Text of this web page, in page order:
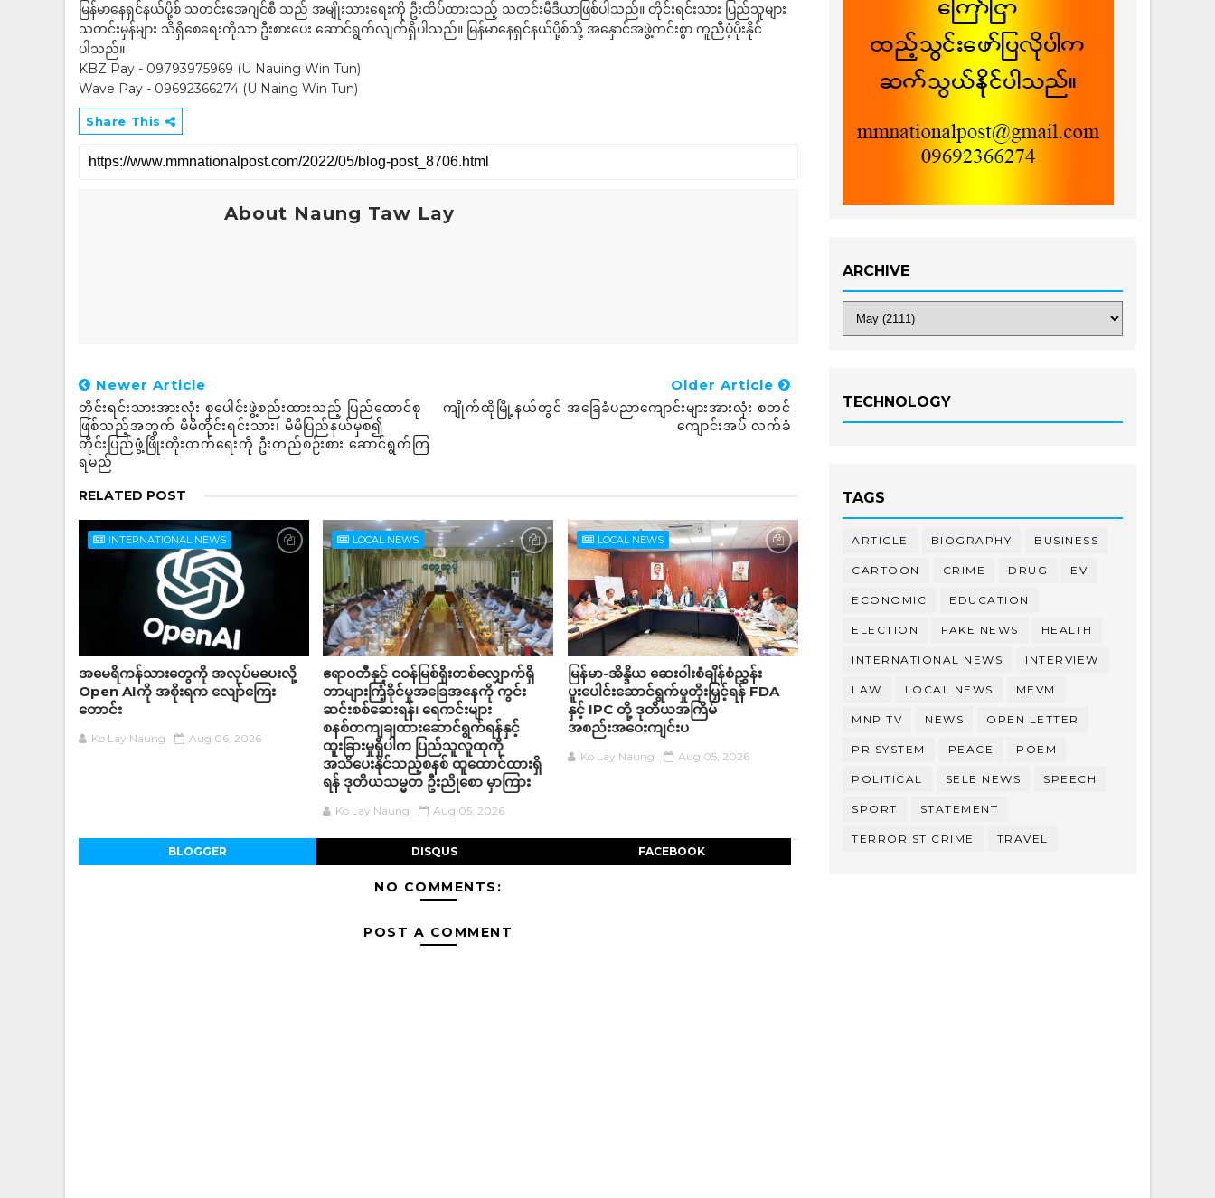
မြန်မာနေရှင်နယ်ပို့စ် သတင်းအေဂျင်စီ သည် အမျိုးသားရေးကို ဦးထိပ်ထားသည့် သတင်းမီဒီယာဖြစ်ပါသည်။ တိုင်းရင်းသား ပြည်သူများ
သတင်းမှန်များ သိရှိစေရေးကိုသာ ဦးစားပေး ဆောင်ရွက်လျက်ရှိပါသည်။ မြန်မာနေရှင်နယ်ပို့စ်သို့ အနှောင်အဖွဲ့ကင်းစွာ ကူညီပံ့ပိုးနိုင်
ပါသည်။
KBZ Pay - 09793975969 (U Nauing Win Tun)
Wave Pay - 09692366274 (U Naing Win Tun)
Share This
About Naung Taw Lay
Newer Article
တိုင်းရင်းသားအားလုံး စုပေါင်းဖွဲ့စည်းထားသည့် ပြည်ထောင်စု
ဖြစ်သည့်အတွက် မိမိတိုင်းရင်းသား၊ မိမိပြည်နယ်မှစ၍
တိုင်းပြည်ဖွံ့ဖြိုးတိုးတက်ရေးကို ဦးတည်စဉ်းစား ဆောင်ရွက်ကြ
ရမည်
Older Article
ကျိုက်ထိုမြို့နယ်တွင် အခြေခံပညာကျောင်းများအားလုံး စတင်
ကျောင်းအပ် လက်ခံ
RELATED POST
INTERNATIONAL NEWS
အမေရိကန်သားတွေကို အလုပ်မပေးလို့
Open AIကို အစိုးရက လျော်ကြေး
တောင်း
Ko Lay Naung Aug 06, 2026
LOCAL NEWS
ဧရာဝတီနှင့် ငဝန်မြစ်ရိုးတစ်လျှောက်ရှိ
တာများကြံ့ခိုင်မှုအခြေအနေကို ကွင်း
ဆင်းစစ်ဆေးရန်၊ ရေကင်းများ
စနစ်တကျချထားဆောင်ရွက်ရန်နှင့်
ထူးခြားမှုရှိပါက ပြည်သူလူထုကို
အသိပေးနိုင်သည့်စနစ် ထူထောင်ထားရှိ
ရန် ဒုတိယသမ္မတ ဦးညိုစော မှာကြား
Ko Lay Naung Aug 05, 2026
LOCAL NEWS
မြန်မာ-အိန္ဒိယ ဆေးဝါးစံချိန်စံညွှန်း
ပူးပေါင်းဆောင်ရွက်မှုတိုးမြှင့်ရန် FDA
နှင့် IPC တို့ ဒုတိယအကြိမ်
အစည်းအဝေးကျင်းပ
Ko Lay Naung Aug 05, 2026
BLOGGER DISQUS FACEBOOK
NO COMMENTS:
POST A COMMENT
ARCHIVE
TECHNOLOGY
TAGS
ARTICLE BIOGRAPHY BUSINESS
CARTOON CRIME DRUG EV
ECONOMIC EDUCATION
ELECTION FAKE NEWS HEALTH
INTERNATIONAL NEWS INTERVIEW
LAW LOCAL NEWS MEVM
MNP TV NEWS OPEN LETTER
PR SYSTEM PEACE POEM
POLITICAL SELE NEWS SPEECH
SPORT STATEMENT
TERRORIST CRIME TRAVEL